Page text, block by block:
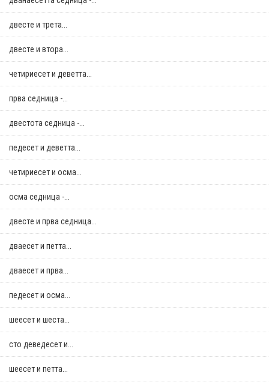
двестe и трета...
двестe и втора...
четириесет и деветта...
прва седница -...
двестота седница -...
педесет и деветта...
четириесет и осма...
осма седница -...
двестe и прва седница...
дваесет и петта...
дваесет и прва...
педесет и осма...
шеесет и шеста...
сто деведесет и...
шеесет и петта...